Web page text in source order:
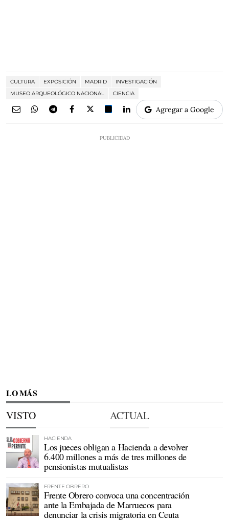
CULTURA EXPOSICIÓN MADRID
INVESTIGACIÓN
MUSEO ARQUEOLÓGICO NACIONAL
CIENCIA
Agregar a Google
LO MÁS
VISTO ACTUAL
HACIENDA
Los jueces obligan a Hacienda a devolver
6.400 millones a más de tres millones de
pensionistas mutualistas
FRENTE OBRERO
Frente Obrero convoca una concentración
ante la Embajada de Marruecos para
denunciar la crisis migratoria en Ceuta